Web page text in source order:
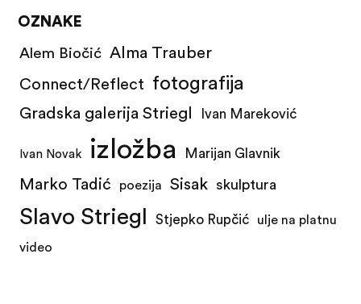
OZNAKE
Alem Biočić Alma Trauber
Connect/Reflect fotografija
Gradska galerija Striegl Ivan Mareković
Ivan Novak izložba Marijan Glavnik
Marko Tadić poezija Sisak skulptura
Slavo Striegl Stjepko Rupčić ulje na platnu
video